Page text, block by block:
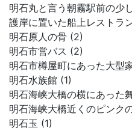
明石丸と言う朝霧駅前の少
護岸に置いた船上レストラ
明石原人の骨 (2)
明石市営バス (2)
明石市樽屋町にあった大型
明石水族館 (1)
明石海峡大橋の横にあった
明石海峡大橋近くのピンク
明石玉 (1)